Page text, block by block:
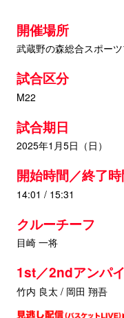
開催場所
武蔵野の森総合スポー
試合区分
M22
試合期日
2025年1月5日（日）
開始時間／終了
14:01 / 15:31
クルーチーフ
目崎 一将
1st／2ndアンパ
竹内 良太 / 岡田 翔吾